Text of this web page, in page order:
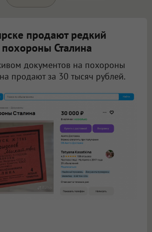
продают редкий
Сталина
документов на похороны
продают за 30 тысяч рублей.